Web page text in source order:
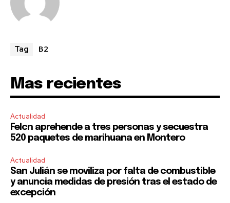
I've read and accept thePrivacy Policy.
Tag B2
Mas recientes
Actualidad
Felcn aprehende a tres personas y secuestra
520 paquetes de marihuana en Montero
Actualidad
San Julián se moviliza por falta de combustible
y anuncia medidas de presión tras el estado de
excepción